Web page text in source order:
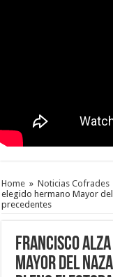
Home » Noticias Cofrades
elegido hermano Mayor
precedentes
Francisco
Mayor del